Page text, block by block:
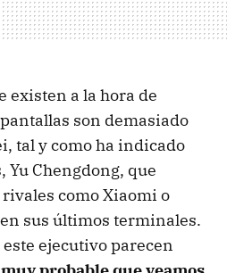
existen a la hora de
son demasiado
tal y como ha indicado
Yu Chengdong, que
como Xiaomi o
sus últimos terminales.
ejecutivo parecen